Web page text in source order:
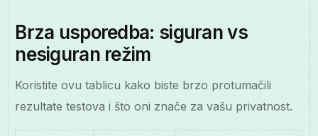
Brza usporedba: siguran vs
nesiguran režim
Koristite ovu tablicu kako biste brzo protumačili
rezultate testova i što oni znače za vašu privatnost.